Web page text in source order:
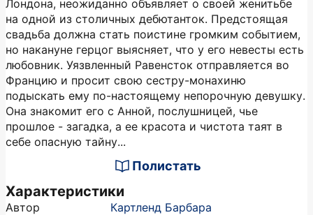
Лондона, неожиданно объявляет о своей женитьбе
на одной из столичных дебютанток. Предстоящая
свадьба должна стать поистине громким событием,
но накануне герцог выясняет, что у его невесты есть
любовник. Уязвленный Равенсток отправляется во
Францию и просит свою сестру-монахиню
подыскать ему по-настоящему непорочную девушку.
Она знакомит его с Анной, послушницей, чье
прошлое - загадка, а ее красота и чистота таят в
себе опасную тайну...
Полистать
Характеристики
Автор
Картленд Барбара